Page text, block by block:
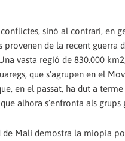
sinó al contrari, en
provenen de la recent
vasta regió de 830.000
que s’agrupen en el
en el passat, ha dut a
alhora s’enfronta als grups
Mali demostra la miopia